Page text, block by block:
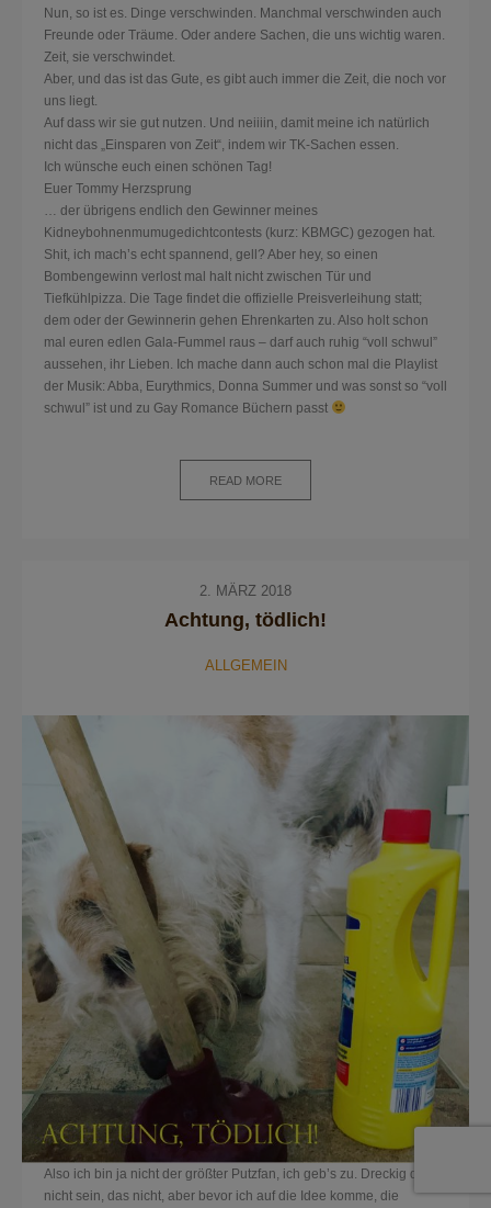
Nun, so ist es. Dinge verschwinden. Manchmal verschwinden auch
Freunde oder Träume. Oder andere Sachen, die uns wichtig waren.
Zeit, sie verschwindet.
Aber, und das ist das Gute, es gibt auch immer die Zeit, die noch vor
uns liegt.
Auf dass wir sie gut nutzen. Und neiiiin, damit meine ich natürlich
nicht das „Einsparen von Zeit“, indem wir TK-Sachen essen.
Ich wünsche euch einen schönen Tag!
Euer Tommy Herzsprung
… der übrigens endlich den Gewinner meines
Kidneybohnenmumugedichtcontests (kurz: KBMGC) gezogen hat.
Shit, ich mach’s echt spannend, gell? Aber hey, so einen
Bombengewinn verlost mal halt nicht zwischen Tür und
Tiefkühlpizza. Die Tage findet die offizielle Preisverleihung statt;
dem oder der Gewinnerin gehen Ehrenkarten zu. Also holt schon
mal euren edlen Gala-Fummel raus – darf auch ruhig “voll schwul”
aussehen, ihr Lieben. Ich mache dann auch schon mal die Playlist
der Musik: Abba, Eurythmics, Donna Summer und was sonst so “voll
schwul” ist und zu Gay Romance Büchern passt
READ MORE
2. MÄRZ 2018
Achtung, tödlich!
ALLGEMEIN
Also ich bin ja nicht der größter Putzfan, ich geb’s zu. Dreckig darf’s
nicht sein, das nicht, aber bevor ich auf die Idee komme, die